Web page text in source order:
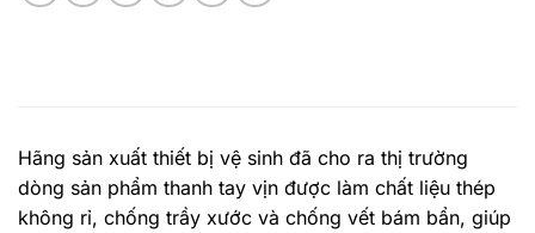
Hãng sản xuất thiết bị vệ sinh đã cho ra thị trường
dòng sản phẩm thanh tay vịn được làm chất liệu thép
không rỉ, chống trầy xước và chống vết bám bẩn, giúp